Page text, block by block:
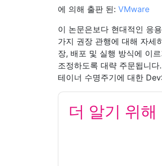
에 의해 출판 된: VMware
이 논문은보다 현대적인 응
가지 권장 관행에 대해 자세
장, 배포 및 실행 방식에 이
조정하도록 대략 주문됩니
테이너 수명주기에 대한
더 알기 위해